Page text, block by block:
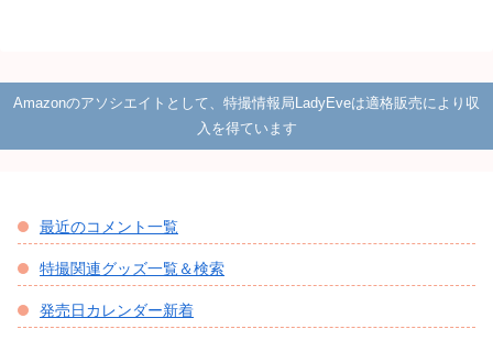
Amazonのアソシエイトとして、特撮情報局LadyEveは適格販売により収
入を得ています
最近のコメント一覧
特撮関連グッズ一覧＆検索
発売日カレンダー新着